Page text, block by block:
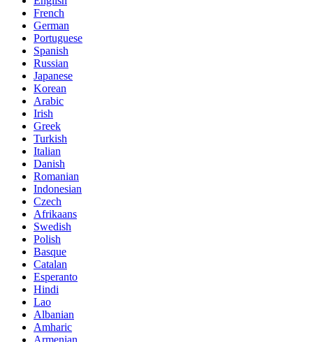
French
German
Portuguese
Spanish
Russian
Japanese
Korean
Arabic
Irish
Greek
Turkish
Italian
Danish
Romanian
Indonesian
Czech
Afrikaans
Swedish
Polish
Basque
Catalan
Esperanto
Hindi
Lao
Albanian
Amharic
Armenian